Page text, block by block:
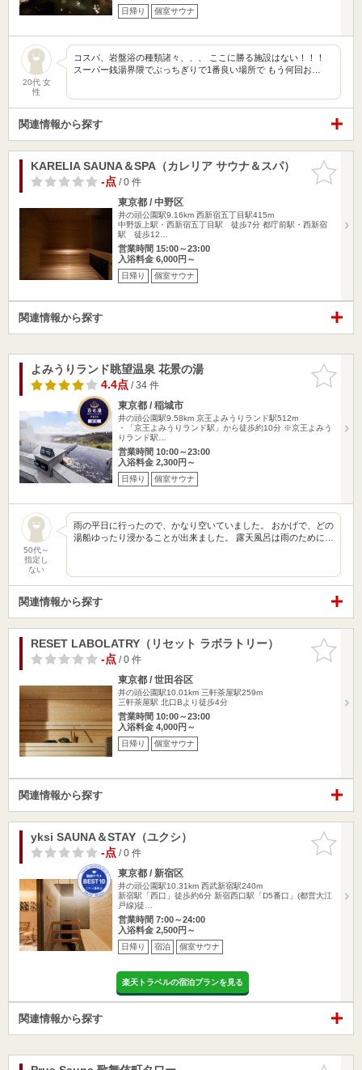
日帰り 個室サウナ
20代 女
性
コスパ、岩盤浴の種類諸々、、、 ここに勝る施設はない！！！
スーパー銭湯界隈でぶっちぎりで1番良い場所で もう何回お…
関連情報から探す
お気に入
りに追加
KARELIA SAUNA＆SPA（カレリア サウナ＆スパ）
-点/ 0 件
東京都 / 中野区
井の頭公園駅9.16km 西新宿五丁目駅415m
中野坂上駅・西新宿五丁目駅 徒歩7分 都庁前駅・西新宿
駅 徒歩12…
営業時間 15:00～23:00
入浴料金 6,000円～
日帰り 個室サウナ
関連情報から探す
お気に入
りに追加
よみうりランド眺望温泉 花景の湯
4.4点/ 34 件
東京都 / 稲城市
井の頭公園駅9.58km 京王よみうりランド駅512m
・「京王よみうりランド駅」から徒歩約10分 ※京王よみう
りランド駅…
営業時間 10:00～23:00
入浴料金 2,300円～
日帰り 個室サウナ
50代～
指定し
ない
雨の平日に行ったので、かなり空いていました。 おかげで、どの
湯船ゆったり浸かることが出来ました。 露天風呂は雨のために…
関連情報から探す
お気に入
りに追加
RESET LABOLATRY（リセット ラボラトリー）
-点/ 0 件
東京都 / 世田谷区
井の頭公園駅10.01km 三軒茶屋駅259m
三軒茶屋駅 北口Bより徒歩4分
営業時間 10:00～23:00
入浴料金 4,000円～
日帰り 個室サウナ
関連情報から探す
お気に入
りに追加
yksi SAUNA＆STAY（ユクシ）
-点/ 0 件
東京都 / 新宿区
井の頭公園駅10.31km 西武新宿駅240m
新宿駅「西口」徒歩約6分 新宿西口駅「D5番口」(都営大江
戸線)徒…
営業時間 7:00～24:00
入浴料金 2,500円～
日帰り 宿泊 個室サウナ
楽天トラベルの宿泊プランを見る
関連情報から探す